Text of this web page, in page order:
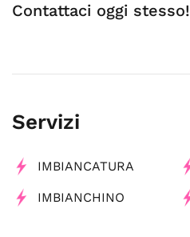
Contattaci oggi stesso!
Servizi
IMBIANCATURA
IMBIANCHINO